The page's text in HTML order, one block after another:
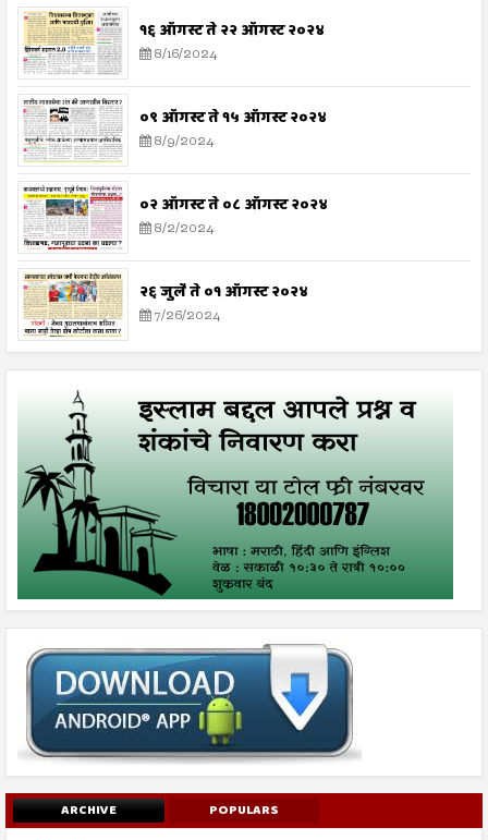
१६ ऑगस्ट ते २२ ऑगस्ट २०२४
8/16/2024
०९ ऑगस्ट ते १५ ऑगस्ट २०२४
8/9/2024
०२ ऑगस्ट ते ०८ ऑगस्ट २०२४
8/2/2024
२६ जुलै ते ०१ ऑगस्ट २०२४
7/26/2024
ARCHIVE POPULARS